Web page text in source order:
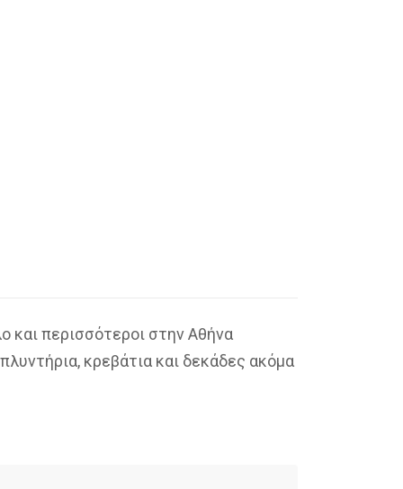
και περισσότεροι στην Αθήνα
κρεβάτια και δεκάδες ακόμα